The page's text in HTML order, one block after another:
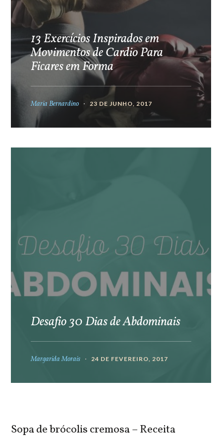
13 Exercícios Inspirados em
Movimentos de Cardio Para
Ficares em Forma
Maria Bernardino 23 DE JUNHO, 2017
Desafio 30 Dias de Abdominais
Margarida Morais 24 DE FEVEREIRO, 2017
Sopa de brócolis cremosa – Receita